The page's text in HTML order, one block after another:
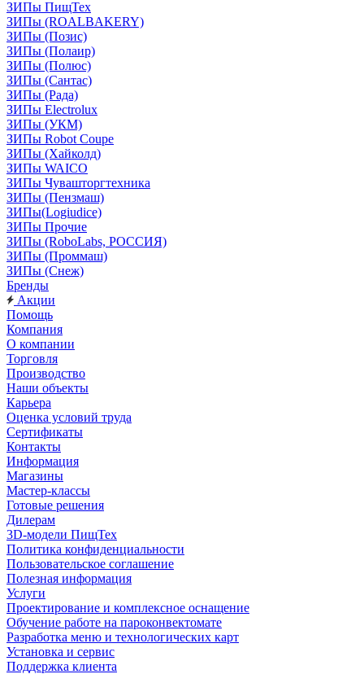
ЗИПы ПищТех
ЗИПы (ROALBAKERY)
ЗИПы (Позис)
ЗИПы (Полаир)
ЗИПы (Полюс)
ЗИПы (Сантас)
ЗИПы (Рада)
ЗИПы Electrolux
ЗИПы (УКМ)
ЗИПы Robot Coupe
ЗИПы (Хайколд)
ЗИПы WAICO
ЗИПы Чувашторгтехника
ЗИПы (Пензмаш)
ЗИПы(Logiudice)
ЗИПы Прочие
ЗИПы (RoboLabs, РОССИЯ)
ЗИПы (Проммаш)
ЗИПы (Снеж)
Бренды
Акции
Помощь
Компания
О компании
Торговля
Производство
Наши объекты
Карьера
Оценка условий труда
Сертификаты
Контакты
Информация
Магазины
Мастер-классы
Готовые решения
Дилерам
3D-модели ПищТех
Политика конфиденциальности
Пользовательское соглашение
Полезная информация
Услуги
Проектирование и комплексное оснащение
Обучение работе на пароконвектомате
Разработка меню и технологических карт
Установка и сервис
Поддержка клиента